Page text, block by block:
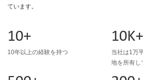
ています。
10+
10年以上の経験を持つ
10K+
当社は1万
地を所有し